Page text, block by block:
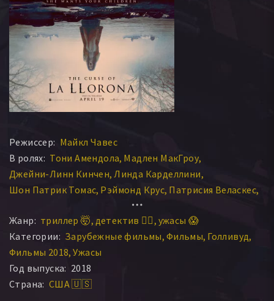
Режиссер: Майкл Чавес
В ролях: Тони Амендола Мадлен МакГроу
Джейни-Линн Кинчен Линда Карделлини
Шон Патрик Томас Рэймонд Крус Патрисия Веласкес
Ирен Кэн
Марисоль Рамирез Роман Кристу Оливер Александр
Жанр: триллер 🤯 детектив 🕵️‍♂️ ужасы 😱
Категории: Зарубежные фильмы Фильмы Голливуд
Фильмы 2018 Ужасы
Год выпуска: 2018
Страна: США 🇺🇸